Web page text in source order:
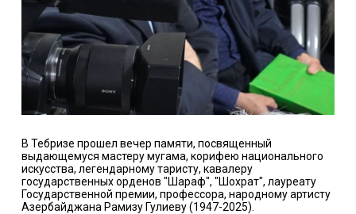
В Тебризе прошел вечер памяти, посвященный
выдающемуся мастеру мугама, корифею национального
искусства, легендарному таристу, кавалеру
государственных орденов "Шараф", "Шохрат", лауреату
Государственной премии, профессора, народному артисту
Азербайджана Рамизу Гулиеву (1947-2025).